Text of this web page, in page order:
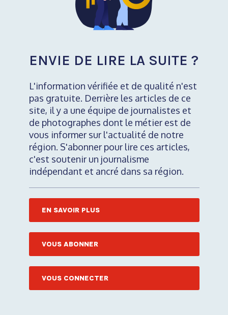
ENVIE DE LIRE LA SUITE ?
L'information vérifiée et de qualité n'est
pas gratuite. Derrière les articles de ce
site, il y a une équipe de journalistes et
de photographes dont le métier est de
vous informer sur l'actualité de notre
région. S'abonner pour lire ces articles,
c'est soutenir un journalisme
indépendant et ancré dans sa région.
EN SAVOIR PLUS
VOUS ABONNER
VOUS CONNECTER